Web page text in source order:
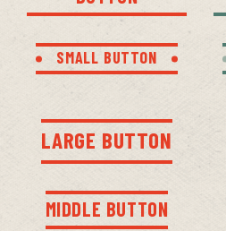
SMALL BUTTON
LARGE BUTTON
MIDDLE BUTTON